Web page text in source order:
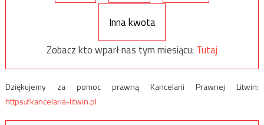
Inna kwota
Zobacz kto wparł nas tym miesiącu: Tutaj
Dziękujemy za pomoc prawną Kancelarii Prawnej Litwin:
https://kancelaria-litwin.pl